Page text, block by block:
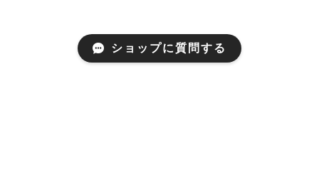
ショップに質問する